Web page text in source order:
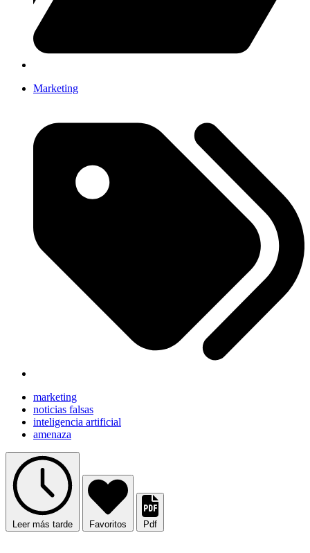
Marketing
marketing
noticias falsas
inteligencia artificial
amenaza
Leer más tarde Favoritos Pdf